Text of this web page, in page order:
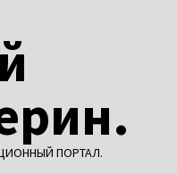
ПОРТАЛ.